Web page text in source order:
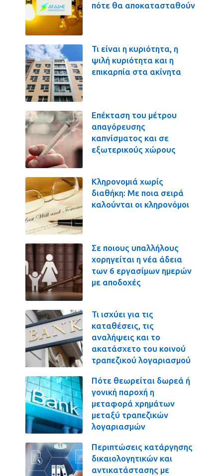
πότε θα αποκατασταθούν
Τι είναι η κυριότητα, η
ψιλή κυριότητα και η
επικαρπία στα ακίνητα
Επέκταση του μέτρου
απαγόρευσης
καπνίσματος και σε
εξωτερικούς χώρους
Κληρονομιά χωρίς
διαθήκη: Με ποια σειρά
καλούνται οι κληρονόμοι
Σε ποιους υπαλλήλους
χορηγείται η νέα άδεια
των 6 εργασίμων ημερών
με αποδοχές
Τι ισχύει για τις
καταθέσεις, τις
αναλήψεις και το
ακατάσχετο του κοινού
τραπεζικού λογαριασμού
Πότε θεωρείται δωρεά ή
γονική παροχή η
μεταφορά χρημάτων
μεταξύ τραπεζικών
λογαριασμών
Περιπτώσεις κατάργησης
δικαιολογητικών και
αντικατάστασης με